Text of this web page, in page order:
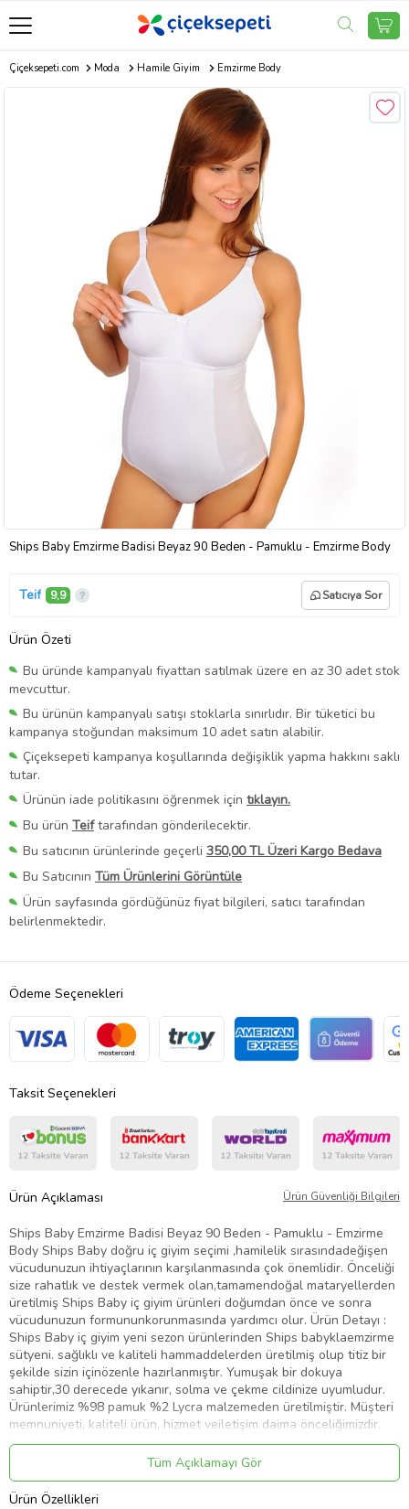
Çiçeksepeti.com Moda Hamile Giyim Emzirme Body
Ships Baby Emzirme Badisi Beyaz 90 Beden - Pamuklu - Emzirme Body
Teif 9,9 Satıcıya Sor
Ürün Özeti
Bu üründe kampanyalı fiyattan satılmak üzere en az 30 adet stok
mevcuttur.
Bu ürünün kampanyalı satışı stoklarla sınırlıdır. Bir tüketici bu
kampanya stoğundan maksimum 10 adet satın alabilir.
Çiçeksepeti kampanya koşullarında değişiklik yapma hakkını saklı
tutar.
Ürünün iade politikasını öğrenmek için tıklayın.
Bu ürün Teiftarafından gönderilecektir.
Bu satıcının ürünlerinde geçerli 350,00 TL Üzeri Kargo Bedava
Bu Satıcının Tüm Ürünlerini Görüntüle
Ürün sayfasında gördüğünüz fiyat bilgileri, satıcı tarafından
belirlenmektedir.
Ödeme Seçenekleri
Taksit Seçenekleri
Ürün Açıklaması Ürün Güvenliği Bilgileri
Ships Baby Emzirme Badisi Beyaz 90 Beden - Pamuklu - Emzirme
Body Ships Baby doğru iç giyim seçimi ,hamilelik sırasındadeğişen
vücudunuzun ihtiyaçlarının karşılanmasında çok önemlidir. Önceliği
size rahatlık ve destek vermek olan,tamamendoğal mataryellerden
üretilmiş Ships Baby iç giyim ürünleri doğumdan önce ve sonra
vücudunuzun formununkorunmasında yardımcı olur. Ürün Detayı :
Ships Baby iç giyim yeni sezon ürünlerinden Ships babyklaemzirme
sütyeni. sağlıklı ve kaliteli hammaddelerden üretilmiş olup titiz bir
şekilde sizin içinözenle hazırlanmıştır. Yumuşak bir dokuya
sahiptir,30 derecede yıkanır, solma ve çekme cildinize uyumludur.
Ürünlerimiz %98 pamuk %2 Lycra malzemeden üretilmiştir. Müşteri
memnuniyeti, kaliteli ürün, hizmet veiletişim daima önceliğimizdir.
Sayın tüketici,satın almış olduğunuz bu ürünün cilt kanserine neden
olabilecek hiçbirkanserojen madde içermediği Azo testi ile
belgelenmiştir. Bundan sonra da yapacağınız tüm alışverişlerinizde
Azo testindengeçerek hiçbir kanserojen madde içermediği
Tüm Açıklamayı Gör
Ürün Özellikleri